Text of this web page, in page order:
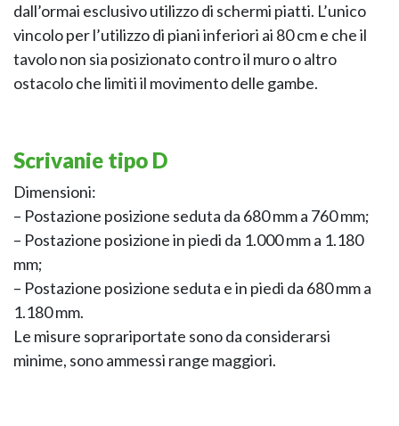
dall’ormai esclusivo utilizzo di schermi piatti. L’unico
vincolo per l’utilizzo di piani inferiori ai 80 cm e che il
tavolo non sia posizionato contro il muro o altro
ostacolo che limiti il movimento delle gambe.
Scrivanie tipo D
Dimensioni:
– Postazione posizione seduta da 680 mm a 760 mm;
– Postazione posizione in piedi da 1.000 mm a 1.180
mm;
– Postazione posizione seduta e in piedi da 680 mm a
1.180 mm.
Le misure soprariportate sono da considerarsi
minime, sono ammessi range maggiori.